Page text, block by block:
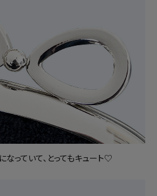
っていて、とってもキュート♡